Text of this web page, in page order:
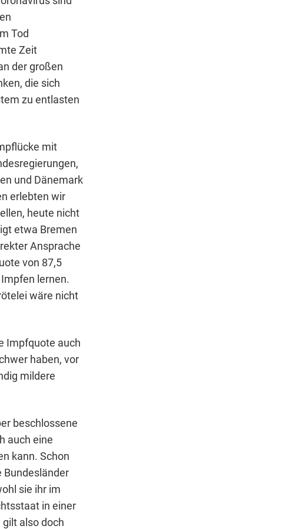
Tod
Zeit
der großen
die sich
zu entlasten
mit
und Dänemark
erlebten wir
heute nicht
etwa Bremen
Ansprache
von 87,5
lernen.
wäre nicht
Impfquote auch
haben, vor
mildere
beschlossene
auch eine
kann. Schon
Bundesländer
sie ihr im
in einer
also doch